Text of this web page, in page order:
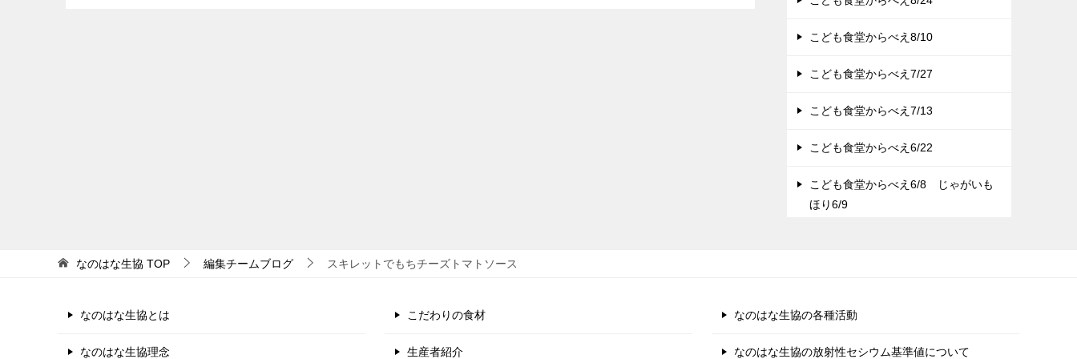
こども食堂からべえ8/10
こども食堂からべえ7/27
こども食堂からべえ7/13
こども食堂からべえ6/22
こども食堂からべえ6/8 じゃがいも
ほり6/9
なのはな生協 TOP 編集チームブログ スキレットでもちチーズトマトソース
なのはな生協とは
なのはな生協理念
こだわりの食材
生産者紹介
なのはな生協の各種活動
なのはな生協の放射性セシウム基準値について